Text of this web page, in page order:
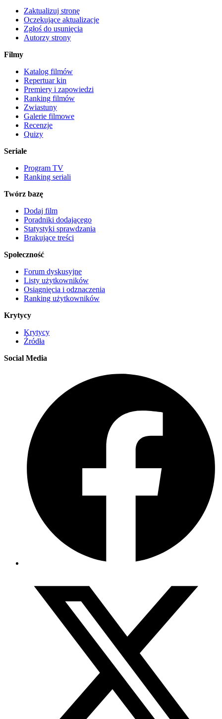
Zaktualizuj stronę
Oczekujące aktualizacje
Zgłoś do usunięcia
Autorzy strony
Filmy
Katalog filmów
Repertuar kin
Premiery i zapowiedzi
Ranking filmów
Zwiastuny
Galerie filmowe
Recenzje
Quizy
Seriale
Program TV
Ranking seriali
Twórz bazę
Dodaj film
Poradniki dodającego
Statystyki sprawdzania
Brakujące treści
Społeczność
Forum dyskusyjne
Listy użytkowników
Osiągnięcia i odznaczenia
Ranking użytkowników
Krytycy
Krytycy
Źródła
Social Media